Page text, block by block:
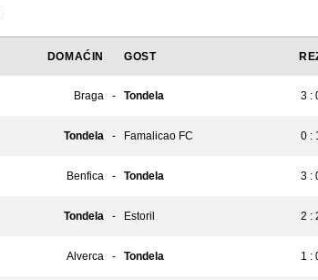
DOMAĆIN GOST
Braga - Tondela 3 :
Tondela - Famalicao FC 0 :
Benfica - Tondela 3 :
Tondela - Estoril 2 :
Alverca - Tondela 1 :